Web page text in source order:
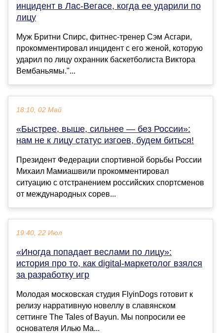
инцидент в Лас-Вегасе, когда ее ударили по
лицу
Муж Бритни Спирс, фитнес-тренер Сэм Асгари,
прокомментировал инцидент с его женой, которую
ударил по лицу охранник баскетболиста Виктора
Вембаньямы."...
18:10, 02 Май
«Быстрее, выше, сильнее — без России»:
нам не к лицу статус изгоев, будем биться!
Президент Федерации спортивной борьбы России
Михаил Мамиашвили прокомментировал
ситуацию с отстранением российских спортсменов
от международных сорев...
19:40, 22 Июл
«Иногда попадает веслами по лицу»:
история про то, как digital-маркетолог взялся
за разработку игр
Молодая московская студия FlyinDogs готовит к
релизу нарративную новеллу в славянском
сеттинге The Tales of Bayun. Мы попросили ее
основателя Илью Ма...